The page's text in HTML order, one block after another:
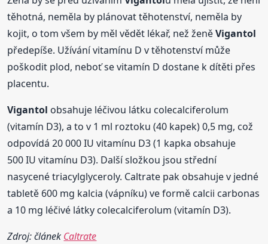
těhotná, neměla by plánovat těhotenství, neměla by
kojit, o tom všem by měl vědět lékař, než ženěVigantol
předepíše. Užívání vitamínu D v těhotenství může
poškodit plod, neboť se vitamín D dostane k dítěti přes
placentu.
Vigantol obsahuje léčivou látku colecalciferolum
(vitamín D3), a to v 1 ml roztoku (40 kapek) 0,5 mg, což
odpovídá 20 000 IU vitamínu D3 (1 kapka obsahuje
500 IU vitamínu D3). Další složkou jsou střední
nasycené triacylglyceroly. Caltrate pak obsahuje v jedné
tabletě 600 mg kalcia (vápníku) ve formě calcii carbonas
a 10 mg léčivé látky colecalciferolum (vitamín D3).
Zdroj: článek Caltrate